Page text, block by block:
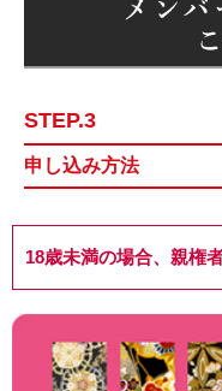
STEP.3
申し込み方法
18歳未満の場合、親権